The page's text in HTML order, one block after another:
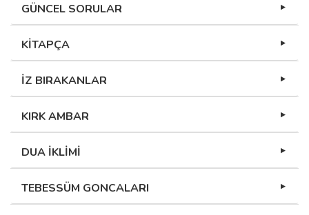
GÜNCEL SORULAR
KİTAPÇA
İZ BIRAKANLAR
KIRK AMBAR
DUA İKLİMİ
TEBESSÜM GONCALARI